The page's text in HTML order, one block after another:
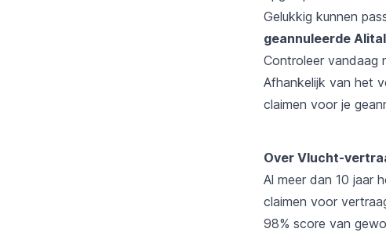
Gelukkig kunnen
geannuleerde
Controleer vandaag
Afhankelijk van het
claimen voor je
Over Vlucht-
Al meer dan 10 jaar
claimen voor
98% score van